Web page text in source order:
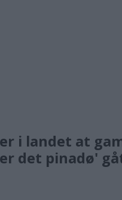
i landet at
det pinadø'